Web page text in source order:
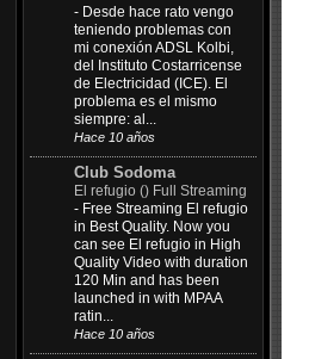
- Desde hace rato vengo
teniendo problemas con
mi conexión ADSL Kolbi,
del Instituto Costarricense
de Electricidad (ICE). El
problema es el mismo
siempre: al...
Hace 10 años
Club Sodoma
El refugio () Full Streaming
- Free Streaming El refugio
in Best Quality. Now you
can see El refugio in High
Quality Video with duration
120 Min and has been
launched in with MPAA
ratin...
Hace 10 años